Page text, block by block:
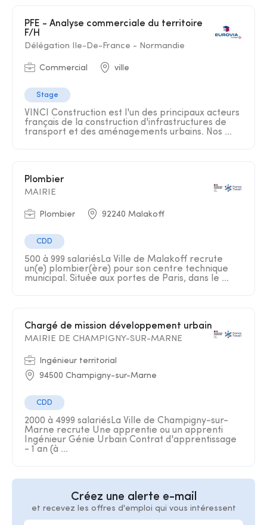
PFE - Analyse commerciale du territoire
F/H
Délégation Ile-De-France - Normandie
Commercial ville
Stage
VINCI Construction est l'un des principaux acteurs
français de la construction d'infrastructures de
transport et des aménagements urbains. Nos ...
Plombier
MAIRIE
Plombier 92240 Malakoff
CDD
500 à 999 salariésLa Ville de Malakoff recrute
un(e) plombier(ère) pour son centre technique
municipal. Située aux portes de Paris, dans le ...
Chargé de mission développement urbain
MAIRIE DE CHAMPIGNY-SUR-MARNE
Ingénieur territorial
94500 Champigny-sur-Marne
CDD
2000 à 4999 salariésLa Ville de Champigny-sur-
Marne recrute Une apprentie ou un apprenti
Ingénieur Génie Urbain Contrat d'apprentissage
- 1 an (à ...
Créez une alerte e-mail
et recevez les offres d'emploi qui vous intéressent